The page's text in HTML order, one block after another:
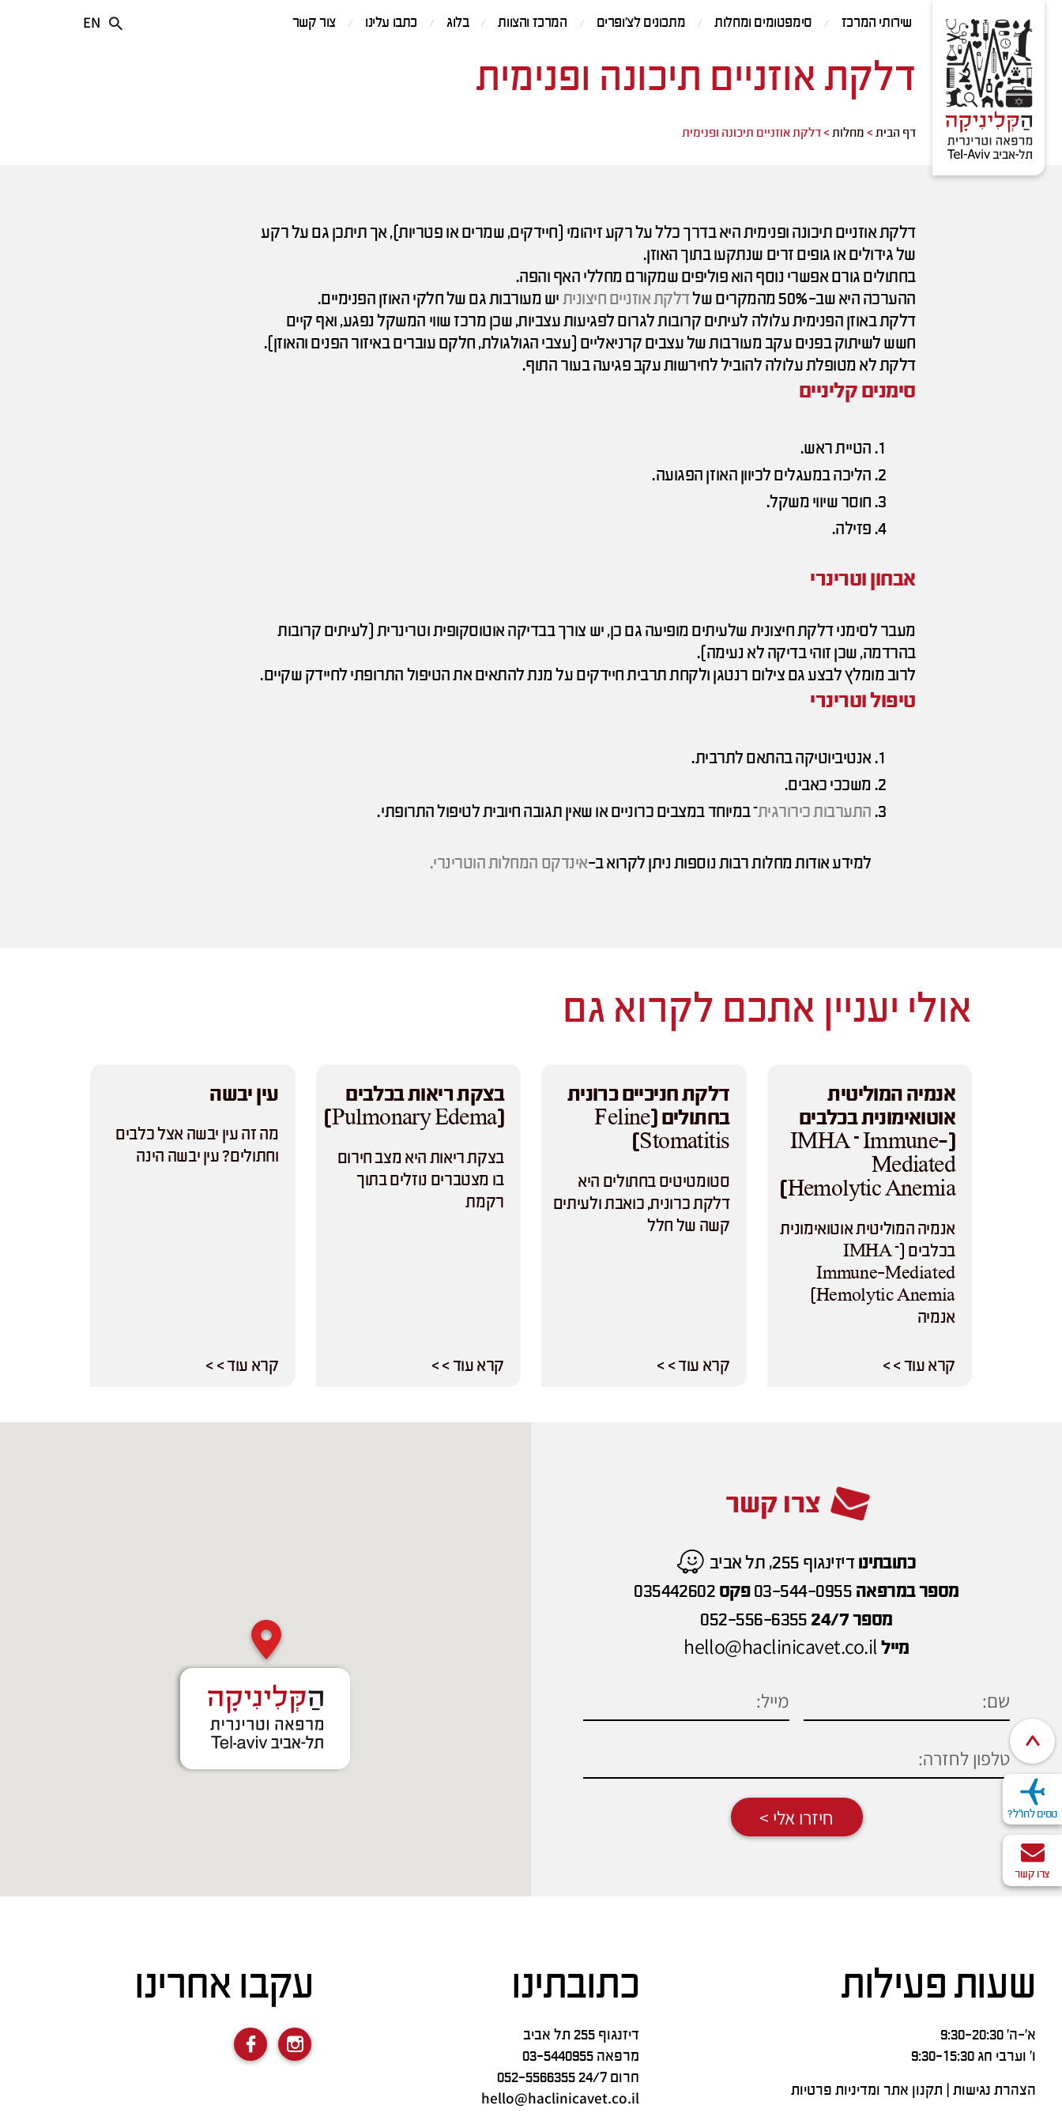
Content
EN שירותי המרכז סימפטומים ומחלות מתכונים לצ'ופרים המרכז והצוות בלוג כתבו עלינו צור קשר
דלקת אוזניים תיכונה ופנימית
דף הבית > מחלות >דלקת אוזניים תיכונה ופנימית
דלקת אוזניים תיכונה ופנימית היא בדרך כלל על רקע זיהומי (חיידקים, שמרים או פטריות), אך תיתכן גם על רקע
של גידולים או גופים זרים שנתקעו בתוך האוזן.
בחתולים גורם אפשרי נוסף הוא פוליפים שמקורם מחללי האף והפה.
ההערכה היא שב-50% מהמקרים של
דלקת אוזניים חיצונית יש מעורבות גם של חלקי האוזן הפנימיים.
דלקת באוזן הפנימית עלולה לעיתים קרובות לגרום לפגיעות עצביות, שכן מרכז שווי המשקל נפגע, ואף קיים
חשש לשיתוק בפנים עקב מעורבות של עצבים קרניאליים (עצבי הגולגולת, חלקם עוברים באיזור הפנים והאוזן).
דלקת לא מטופלת עלולה להוביל לחירשות עקב פגיעה בעור התוף.
סימנים קליניים
הטיית ראש.
הליכה במעגלים לכיוון האוזן הפגועה.
חוסר שיווי משקל.
פזילה.
אבחון וטרינרי
מעבר לסימני דלקת חיצונית שלעיתים מופיעה גם כן, יש צורך בבדיקה אוטוסקופית וטרינרית (לעיתים קרובות
בהרדמה, שכן זוהי בדיקה לא נעימה).
לרוב מומלץ לבצע גם צילום רנטגן ולקחת תרבית חיידקים על מנת להתאים את הטיפול התרופתי לחיידק שקיים.
טיפול וטרינרי
אנטיביוטיקה בהתאם לתרבית.
משככי כאבים.
התערבות כירורגית– במיוחד במצבים כרוניים או שאין תגובה חיובית לטיפול התרופתי.
למידע אודות מחלות רבות נוספות ניתן לקרוא ב-אינדקס המחלות הוטרינרי.
אולי יעניין אתכם לקרוא גם
אנמיה המוליטית
אוטואימונית בכלבים
(IMHA – Immune-
Mediated
Hemolytic Anemia)
אנמיה המוליטית אוטואימונית
בכלבים (IMHA –
Immune-Mediated
אנמיה
קרא עוד > >
דלקת חניכיים כרונית
בחתולים (Feline
Stomatitis)
סטומטיטיס בחתולים היא
דלקת כרונית, כואבת ולעיתים
קשה של חלל
קרא עוד > >
בצקת ריאות בכלבים
(Pulmonary Edema)
בצקת ריאות היא מצב חירום
בו מצטברים נוזלים בתוך
רקמת
קרא עוד > >
עין יבשה
מה זה עין יבשה אצל כלבים
וחתולים? עין יבשה הינה
קרא עוד > >
צרו קשר
כתובתינו דיזינגוף 255, תל אביב
מספר במרפאה 03-544-0955 פקס 035442602
מספר 24/7
052-556-6355
מיילhello@haclinicavet.co.il
חיזרו אלי > טסים לחו"ל?
צרו קשר
שעות פעילות
א’-ה’ 9:30-20:30
ו’ וערבי חג 9:30-15:30
הצהרת נגישות תקנון אתר ומדיניות פרטיות
כתובתינו
דיזנגוף 255 תל אביב
מרפאה03-5440955
חרום 24/7
052-5566355
hello@haclinicavet.co.il
עקבו אחרינו